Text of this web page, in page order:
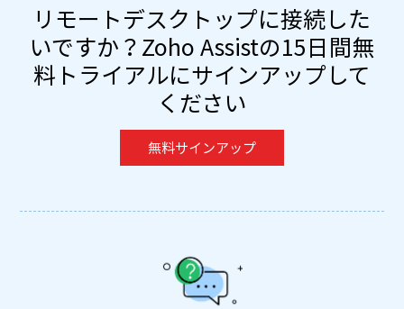
リモートデスクトップに接続した
いですか？Zoho Assistの15日間無
料トライアルにサインアップして
ください
無料サインアップ